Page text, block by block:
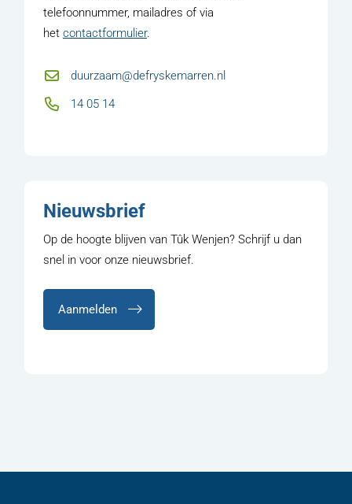
telefoonnummer, mailadres of via
het contactformulier.
duurzaam@defryskemarren.nl
14 05 14
Nieuwsbrief
Op de hoogte blijven van Tûk Wenjen? Schrijf u dan
snel in voor onze nieuwsbrief.
Aanmelden